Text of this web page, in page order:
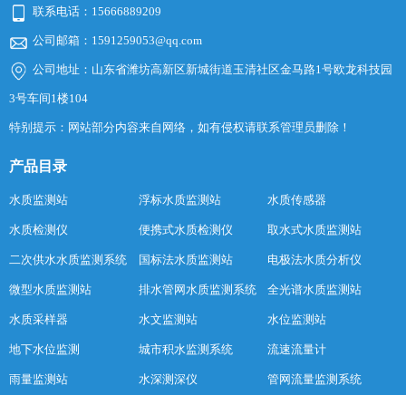
联系电话：15666889209
公司邮箱：1591259053@qq.com
公司地址：山东省潍坊高新区新城街道玉清社区金马路1号欧龙科技园
3号车间1楼104
特别提示：网站部分内容来自网络，如有侵权请联系管理员删除！
产品目录
水质监测站 浮标水质监测站 水质传感器
水质检测仪 便携式水质检测仪 取水式水质监测站
二次供水水质监测系统 国标法水质监测站 电极法水质分析仪
微型水质监测站 排水管网水质监测系统 全光谱水质监测站
水质采样器 水文监测站 水位监测站
地下水位监测 城市积水监测系统 流速流量计
雨量监测站 水深测深仪 管网流量监测系统